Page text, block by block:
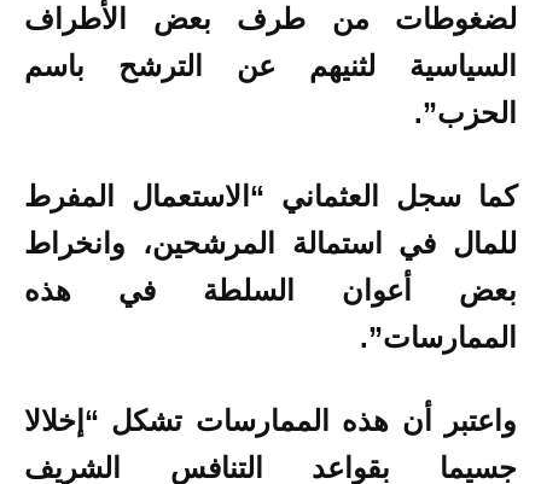
لضغوطات من طرف بعض الأطراف
السياسية لثنيهم عن الترشح باسم
الحزب”.
كما سجل العثماني “الاستعمال المفرط
للمال في استمالة المرشحين، وانخراط
بعض أعوان السلطة في هذه
الممارسات”.
واعتبر أن هذه الممارسات تشكل “إخلالا
جسيما بقواعد التنافس الشريف